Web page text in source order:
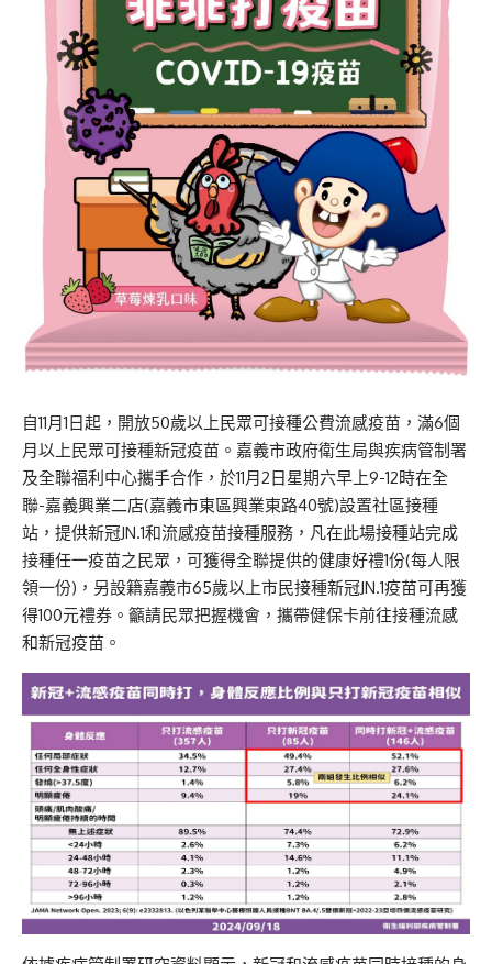
自11月1日起，開放50歲以上民眾可接種公費流感疫苗，滿6個
月以上民眾可接種新冠疫苗。嘉義市政府衛生局與疾病管制署
及全聯福利中心攜手合作，於11月2日星期六早上9-12時在全
聯-嘉義興業二店(嘉義市東區興業東路40號)設置社區接種
站，提供新冠JN.1和流感疫苗接種服務，凡在此場接種站完成
接種任一疫苗之民眾，可獲得全聯提供的健康好禮1份(每人限
領一份)，另設籍嘉義市65歲以上市民接種新冠JN.1疫苗可再獲
得100元禮券。籲請民眾把握機會，攜帶健保卡前往接種流感
和新冠疫苗。